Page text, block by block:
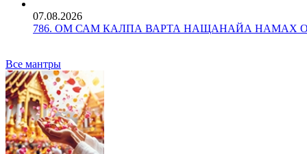
07.08.2026
786. ОМ САМ КАЛПА ВАРТА НАЩАНАЙА НАМАХ ОМ
Все мантры